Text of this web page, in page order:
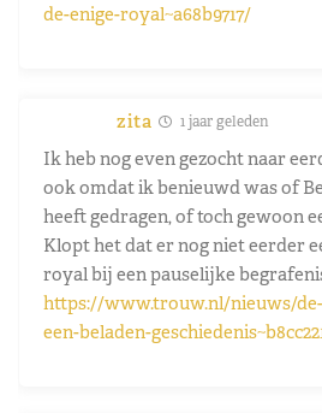
de-enige-royal~a68b9717/
zita 1 jaar geleden
Ik heb nog even gezocht naar
ook omdat ik benieuwd was of
heeft gedragen, of toch gewoon
Klopt het dat er nog niet eerder
royal bij een pauselijke
https://www.trouw.nl/nieuws/
een-beladen-